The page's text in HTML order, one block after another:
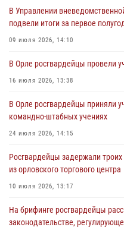
В Орле росгвардейцы приняли
участке
Жительница Мценска сдала в
31 июля 2026, 13:16
В Управлении
подвели итоги за первое
09 июля 2026, 14:10
В Орле росгвардейцы провели
16 июля 2026, 13:38
В Орле росгвардейцы приняли
командно-штабных учениях
24 июля 2026, 14:15
Росгвардейцы задержали
из орловского торгового центра
10 июля 2026, 13:17
На брифинге росгвардейцы
законодательстве,